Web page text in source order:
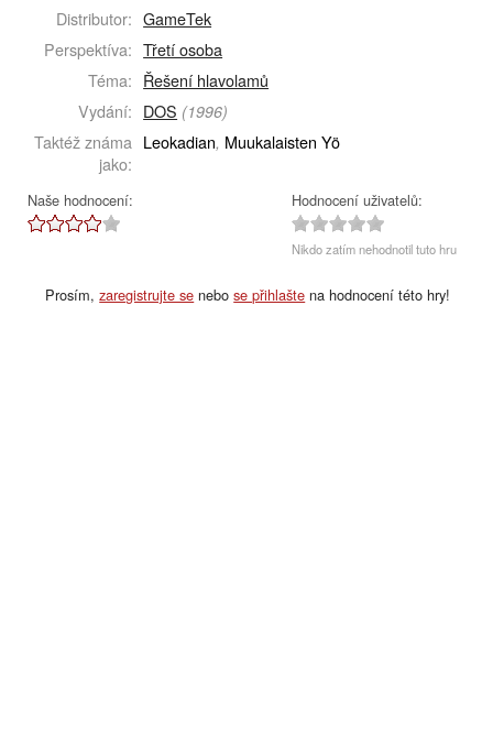
Distributor: GameTek
Perspektíva: Třetí osoba
Téma: Řešení hlavolamů
Vydání: DOS (1996)
Taktéž známa
jako:
Leokadian, Muukalaisten Yö
Naše hodnocení: Hodnocení uživatelů:
Nikdo zatím nehodnotil tuto hru
Prosím,zaregistrujte se nebose přihlašte na hodnocení této hry!